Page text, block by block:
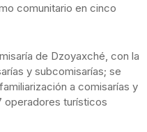
comunitario en cinco
de Dzoyaxché, con la
y subcomisarías; se
a comisarías y
operadores turísticos